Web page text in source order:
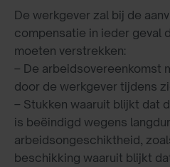
De werkgever zal bij de
compensatie in ieder geval
moeten verstrekken:
– De arbeidsovereenkomst
door de werkgever tijdens
– Stukken waaruit blijkt dat
is beëindigd wegens
arbeidsongeschiktheid,
beschikking waaruit blijkt